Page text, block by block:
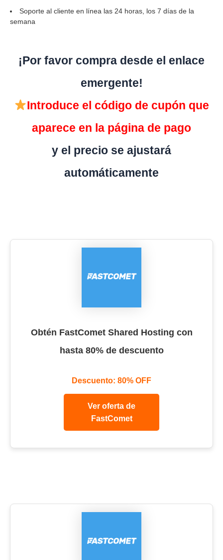
Soporte al cliente en línea las 24 horas, los 7 días de la
semana
¡Por favor compra desde el enlace
emergente!
Introduce el código de cupón que
aparece en la página de pago
y el precio se ajustará
automáticamente
Obtén FastComet Shared Hosting con
hasta 80% de descuento
Descuento: 80% OFF
Ver oferta de
FastComet